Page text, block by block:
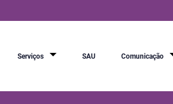
Serviços SAU Comunicação